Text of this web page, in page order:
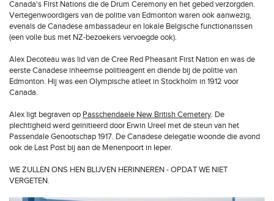
Canada's First Nations die de Drum Ceremony en het gebed verzorgden.
Vertegenwoordigers van de politie van Edmonton waren ook aanwezig,
evenals de Canadese ambassadeur en lokale Belgische functionarissen
(een volle bus met NZ-bezoekers vervoegde ook).
Alex Decoteau was lid van de Cree Red Pheasant First Nation en was de
eerste Canadese inheemse politieagent en diende bij de politie van
Edmonton. Hij was een Olympische atleet in Stockholm in 1912 voor
Canada.
Alex ligt begraven op Passchendaele New British Cemetery. De
plechtigheid werd geïnitieerd door Erwin Ureel met de steun van het
Passendale Genootschap 1917. De Canadese delegatie woonde die avond
ook de Last Post bij aan de Menenpoort in Ieper.
WE ZULLEN ONS HEN BLIJVEN HERINNEREN - OPDAT WE NIET
VERGETEN.